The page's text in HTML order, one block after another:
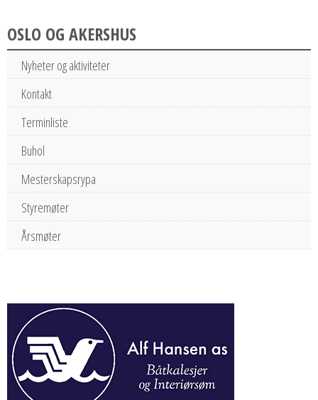
OSLO OG AKERSHUS
Nyheter og aktiviteter
Kontakt
Terminliste
Buhol
Mesterskapsrypa
Styremøter
Årsmøter